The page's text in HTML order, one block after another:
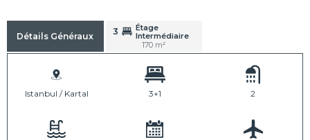
Détails Généraux 3
Étage
Intermédiaire
170 m²
Istanbul / Kartal 3+1 2